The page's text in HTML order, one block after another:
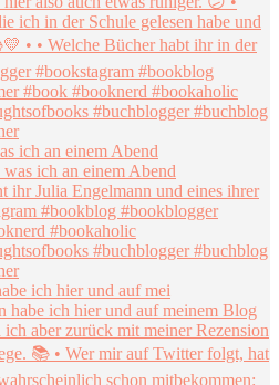
ich an einem Abend
ich hier und auf mei